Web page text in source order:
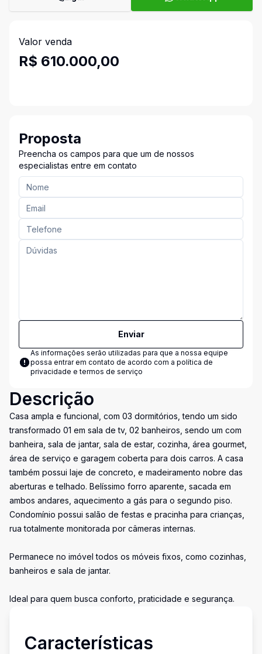
Valor venda
R$ 610.000,00
Proposta
Preencha os campos para que um de nossos
especialistas entre em contato
Enviar
As informações serão utilizadas para que a nossa equipe
possa entrar em contato de acordo com a política de
privacidade e termos de serviço
Descrição
Casa ampla e funcional, com 03 dormitórios, tendo um sido
transformado 01 em sala de tv, 02 banheiros, sendo um com
banheira, sala de jantar, sala de estar, cozinha, área gourmet,
área de serviço e garagem coberta para dois carros. A casa
também possui laje de concreto, e madeiramento nobre das
aberturas e telhado. Belíssimo forro aparente, sacada em
ambos andares, aquecimento a gás para o segundo piso.
Condomínio possui salão de festas e pracinha para crianças,
rua totalmente monitorada por câmeras internas.
Permanece no imóvel todos os móveis fixos, como cozinhas,
banheiros e sala de jantar.
Ideal para quem busca conforto, praticidade e segurança.
Características